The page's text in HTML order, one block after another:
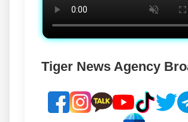
Tiger News Agency